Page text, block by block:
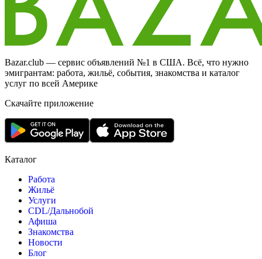
Bazar.club — сервис объявлений №1 в США. Всё, что нужно
эмигрантам: работа, жильё, события, знакомства и каталог
услуг по всей Америке
Скачайте приложение
Каталог
Работа
Жильё
Услуги
CDL/Дальнобой
Афиша
Знакомства
Новости
Блог